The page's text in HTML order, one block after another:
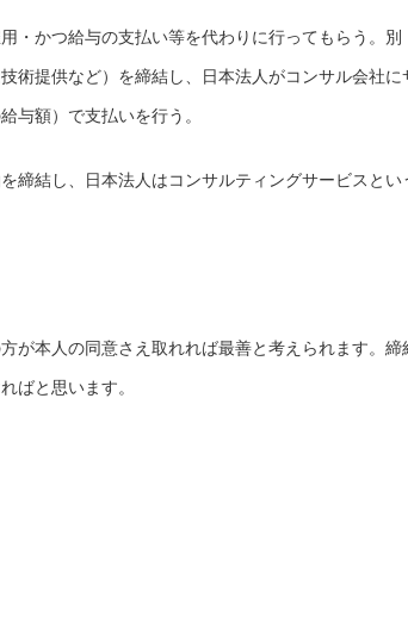
・かつ給与の支払い等を代わりに行ってもらう。別
術提供など）を締結し、日本法人がコンサル会社に
与額）で支払いを行う。
締結し、日本法人はコンサルティングサービスとい
が本人の同意さえ取れれば最善と考えられます。締
ばと思います。